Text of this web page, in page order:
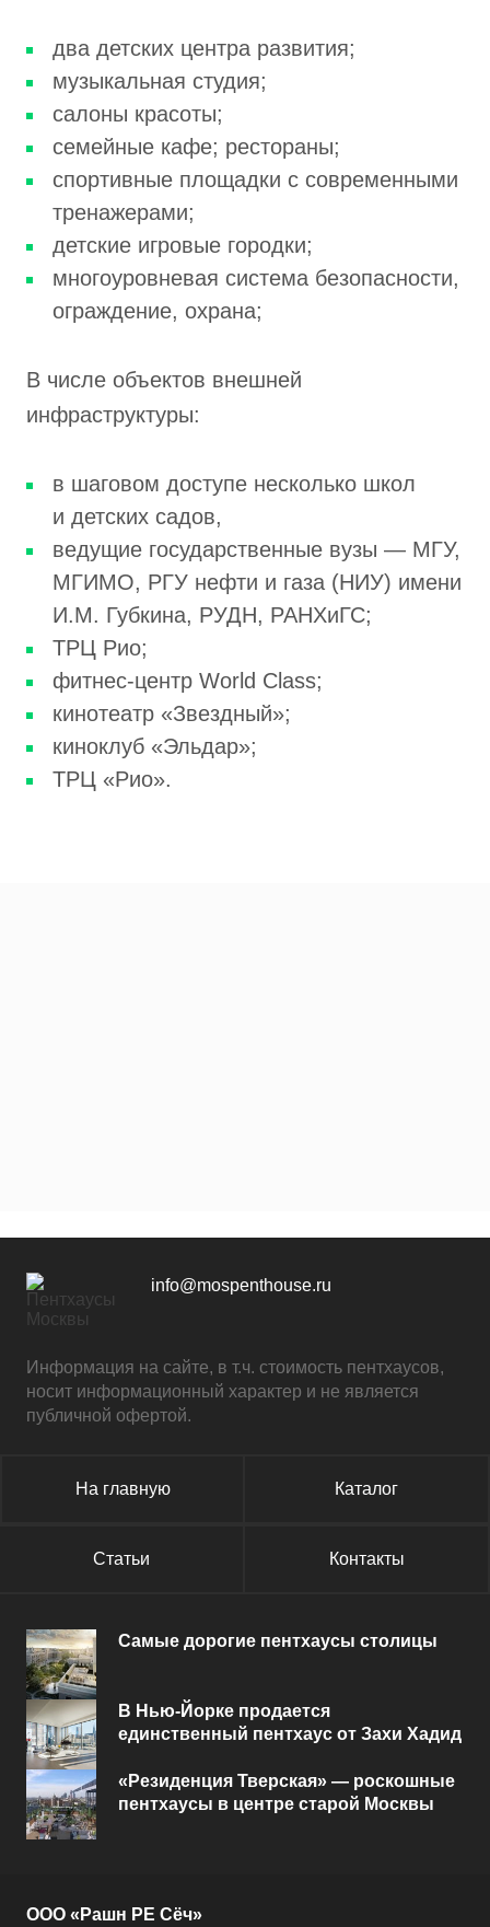
два детских центра развития;
музыкальная студия;
салоны красоты;
семейные кафе; рестораны;
спортивные площадки с современными
тренажерами;
детские игровые городки;
многоуровневая система безопасности,
ограждение, охрана;
В числе объектов внешней
инфраструктуры:
в шаговом доступе несколько школ
и детских садов,
ведущие государственные вузы — МГУ,
МГИМО, РГУ нефти и газа (НИУ) имени
И.М. Губкина, РУДН, РАНХиГС;
ТРЦ Рио;
фитнес-центр World Class;
кинотеатр «Звездный»;
киноклуб «Эльдар»;
ТРЦ «Рио».
info@mospenthouse.ru
Информация на сайте, в т.ч. стоимость пентхаусов,
носит информационный характер и не является
публичной офертой.
На главную Каталог
Статьи Контакты
Самые дорогие пентхаусы столицы
В Нью-Йорке продается
единственный пентхаус от Захи Хадид
«Резиденция Тверская» — роскошные
пентхаусы в центре старой Москвы
ООО «Рашн РЕ Сёч»